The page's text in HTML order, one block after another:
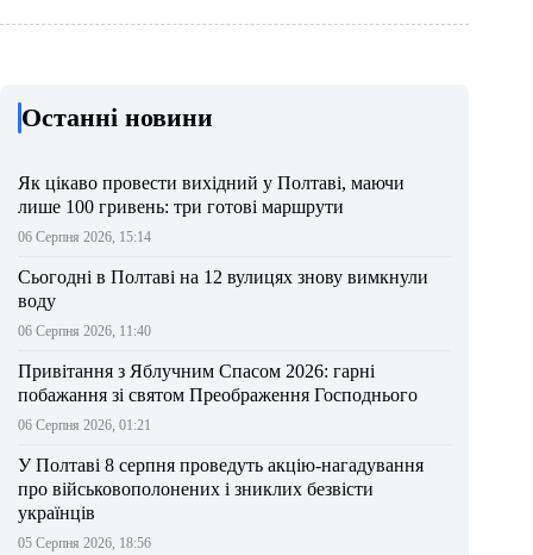
Останні новини
Як цікаво провести вихідний у Полтаві, маючи
лише 100 гривень: три готові маршрути
06 Серпня 2026, 15:14
Сьогодні в Полтаві на 12 вулицях знову вимкнули
воду
06 Серпня 2026, 11:40
Привітання з Яблучним Спасом 2026: гарні
побажання зі святом Преображення Господнього
06 Серпня 2026, 01:21
У Полтаві 8 серпня проведуть акцію-нагадування
про військовополонених і зниклих безвісти
українців
05 Серпня 2026, 18:56